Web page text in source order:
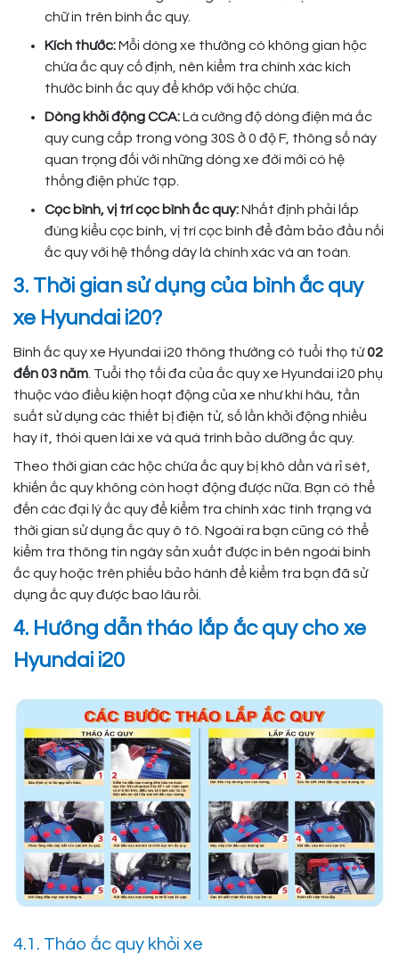
chữ in trên bình ắc quy.
Kích thước:Mỗi dòng xe thường có không gian hộc
chứa ắc quy cố định, nên kiểm tra chính xác kích
thước bình ắc quy để khớp với hộc chứa.
Dòng khởi động CCA:Là cường độ dòng điện mà ắc
quy cung cấp trong vòng 30S ở 0 độ F, thông số này
quan trọng đối với những dòng xe đời mới có hệ
thống điện phức tạp.
Cọc bình, vị trí cọc bình ắc quy:Nhất định phải lắp
đúng kiểu cọc bình, vị trí cọc bình để đảm bảo đầu nối
ắc quy với hệ thống dây là chính xác và an toàn.
3. Thời gian sử dụng của bình ắc quy
xe Hyundai i20?
Bình ắc quy xe Hyundai i20 thông thường có tuổi thọ từ02
đến 03 năm. Tuổi thọ tối đa của ắc quy xe Hyundai i20 phụ
thuộc vào điều kiện hoạt động của xe như khí hâu, tần
suất sử dụng các thiết bị điện tử, số lần khởi động nhiều
hay ít, thói quen lái xe và quá trình bảo dưỡng ắc quy.
Theo thời gian các hộc chứa ắc quy bị khô dần và rỉ sét,
khiến ắc quy không còn hoạt động được nữa. Bạn có thể
đến các đại lý ắc quy để kiểm tra chính xác tình trạng và
thời gian sử dụng ắc quy ô tô. Ngoài ra bạn cũng có thể
kiểm tra thông tin ngày sản xuất được in bên ngoài bình
ắc quy hoặc trên phiếu bảo hành để kiểm tra bạn đã sử
dụng ắc quy được bao lâu rồi.
4. Hướng dẫn tháo lắp ắc quy cho xe
Hyundai i20
4.1. Tháo ắc quy khỏi xe